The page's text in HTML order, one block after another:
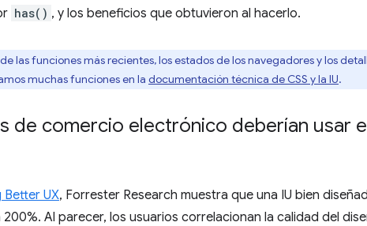
has() , y los beneficios que obtuvieron al hacerlo.
las funciones más recientes, los estados de los navegadores y los
muchas funciones en la documentación técnica de CSS y la IU.
de comercio electrónico deberían usar
UX, Forrester Research muestra que una IU bien
Al parecer, los usuarios correlacionan la calidad del